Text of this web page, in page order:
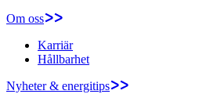
Om oss
Karriär
Hållbarhet
Nyheter & energitips